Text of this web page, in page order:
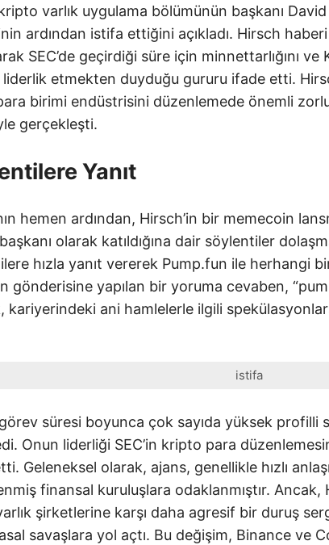
kripto varlık uygulama bölümünün başkanı David
ardından istifa ettiğini açıkladı. Hirsch
SEC’de geçirdiği süre için minnettarlığını ve
etmekten duyduğu gururu ifade etti.
birimi endüstrisini düzenlemede önemli
gerçekleşti.
Yanıt
hemen ardından, Hirsch’in bir memecoin
olarak katıldığına dair söylentiler
hızla yanıt vererek Pump.fun ile herhangi
gönderisine yapılan bir yoruma cevaben,
kariyerindeki ani hamlelerle ilgili
istifa
süresi boyunca çok sayıda yüksek profilli
Onun liderliği SEC’in kripto para
Geleneksel olarak, ajans, genellikle hızlı
finansal kuruluşlara odaklanmıştır. Ancak,
şirketlerine karşı daha agresif bir duruş
savaşlara yol açtı. Bu değişim, Binance ve